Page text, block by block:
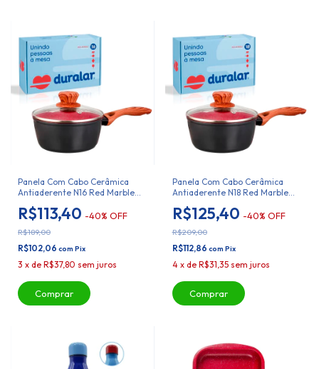
Panela Com Cabo Cerâmica
Antiaderente N16 Red Marble
R$113,40 -40% OFF
R$189,00
R$102,06 com Pix
3 x de R$37,80 sem juros
Panela Com Cabo Cerâmica
Antiaderente N18 Red Marble
R$125,40 -40% OFF
R$209,00
R$112,86 com Pix
4 x de R$31,35 sem juros